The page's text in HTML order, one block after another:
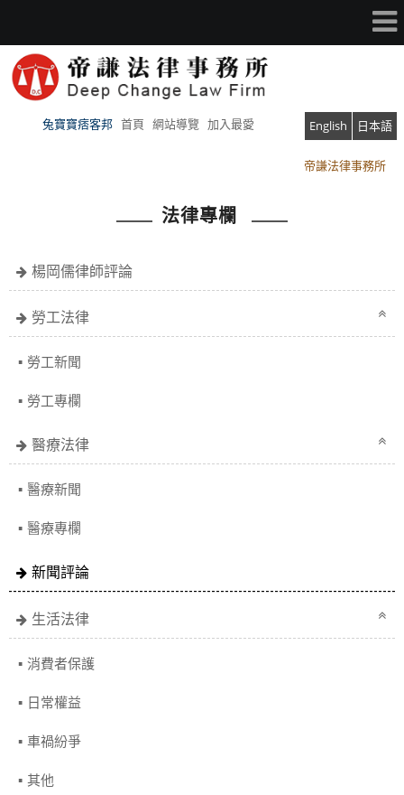
兔寶寶痞客邦 首頁 網站導覽 加入最愛 English
日本語
法律專欄
楊岡儒律師評論
勞工法律
勞工新聞
勞工專欄
醫療法律
醫療新聞
醫療專欄
新聞評論
生活法律
消費者保護
日常權益
車禍紛爭
其他